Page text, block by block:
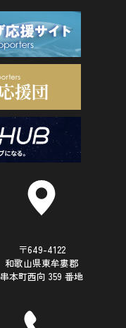
〒649-4122
和歌山県東牟婁郡
串本町西向 359 番地